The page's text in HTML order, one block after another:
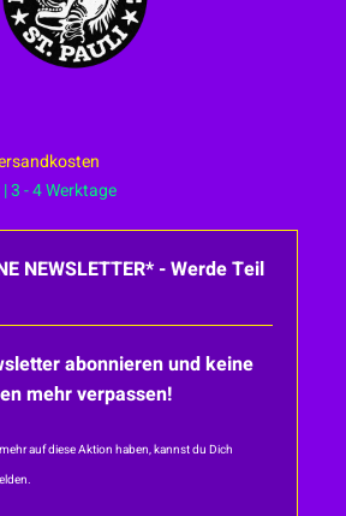
3 - 4 Werktage
NEWSLETTER* - Werde Teil
abonnieren und keine
mehr verpassen!
auf diese Aktion haben, kannst du Dich